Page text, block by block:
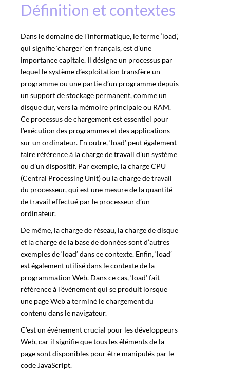
Définition et contextes
Dans le domaine de l’informatique, le terme ‘load’,
qui signifie ‘charger’ en français, est d’une
importance capitale. Il désigne un processus par
lequel le système d’exploitation transfère un
programme ou une partie d’un programme depuis
un support de stockage permanent, comme un
disque dur, vers la mémoire principale ou RAM.
Ce processus de chargement est essentiel pour
l’exécution des programmes et des applications
sur un ordinateur. En outre, ‘load’ peut également
faire référence à la charge de travail d’un système
ou d’un dispositif. Par exemple, la charge CPU
(Central Processing Unit) ou la charge de travail
du processeur, qui est une mesure de la quantité
de travail effectué par le processeur d’un
ordinateur.
De même, la charge de réseau, la charge de disque
et la charge de la base de données sont d’autres
exemples de ‘load’ dans ce contexte. Enfin, ‘load’
est également utilisé dans le contexte de la
programmation Web. Dans ce cas, ‘load’ fait
référence à l’événement qui se produit lorsque
une page Web a terminé le chargement du
contenu dans le navigateur.
C’est un événement crucial pour les développeurs
Web, car il signifie que tous les éléments de la
page sont disponibles pour être manipulés par le
code JavaScript.